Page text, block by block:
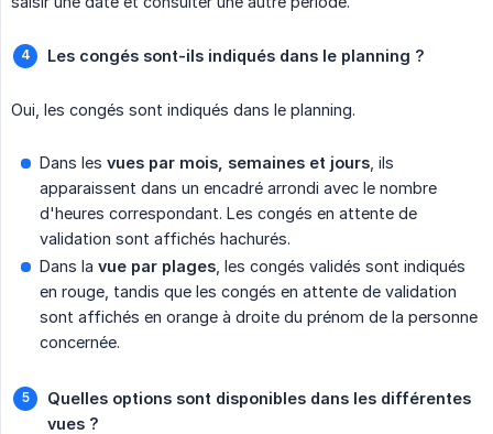
Les congés sont-ils indiqués dans le planning ?
Oui, les congés sont indiqués dans le planning.
Dans les vues par mois, semaines et jours , ils
apparaissent dans un encadré arrondi avec le nombre
d'heures correspondant. Les congés en attente de
validation sont affichés hachurés.
Dans la vue par plages , les congés validés sont indiqués
en rouge, tandis que les congés en attente de validation
sont affichés en orange à droite du prénom de la personne
concernée.
Quelles options sont disponibles dans les différentes
vues ?